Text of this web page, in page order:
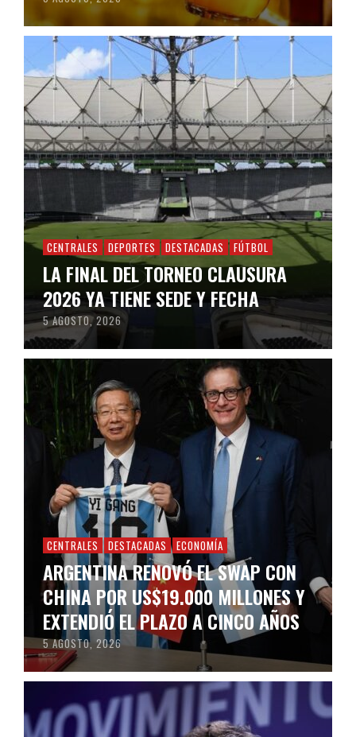
CENTRALES DEPORTES DESTACADAS FÚTBOL
LA FINAL DEL TORNEO CLAUSURA
2026 YA TIENE SEDE Y FECHA
5 AGOSTO, 2026
CENTRALES DESTACADAS ECONOMÍA
ARGENTINA RENOVÓ EL SWAP CON
CHINA POR US$19.000 MILLONES Y
EXTENDIÓ EL PLAZO A CINCO AÑOS
5 AGOSTO, 2026